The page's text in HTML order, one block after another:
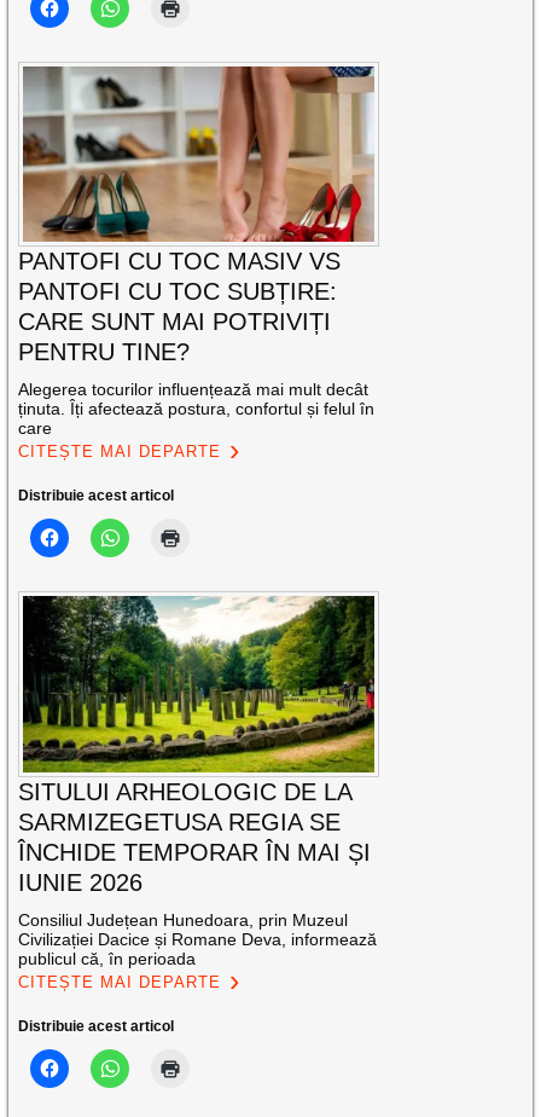
PANTOFI CU TOC MASIV VS
PANTOFI CU TOC SUBȚIRE:
CARE SUNT MAI POTRIVIȚI
PENTRU TINE?
Alegerea tocurilor influențează mai mult decât
ținuta. Îți afectează postura, confortul și felul în
care
CITEȘTE MAI DEPARTE
Distribuie acest articol
SITULUI ARHEOLOGIC DE LA
SARMIZEGETUSA REGIA SE
ÎNCHIDE TEMPORAR ÎN MAI ȘI
IUNIE 2026
Consiliul Județean Hunedoara, prin Muzeul
Civilizației Dacice și Romane Deva, informează
publicul că, în perioada
CITEȘTE MAI DEPARTE
Distribuie acest articol